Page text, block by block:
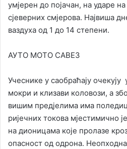
умјерен до појачан, на ударе на
сјеверних смјерова. Највиша
ваздуха од 1 до 14 степени.
АУТО МОТО САВЕЗ
Учеснике у саобраћају
мокри и клизави коловози, а
вишим предјелима има
ријечних токова мјестимично
на дионицама које пролазе кроз
опасност од одрона.